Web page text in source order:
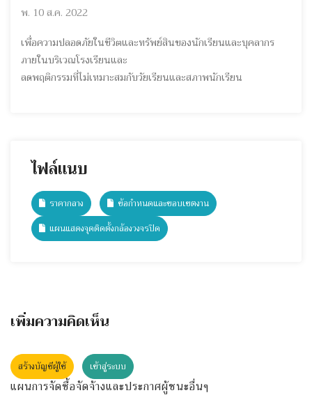
พ. 10 ส.ค. 2022
เพื่อความปลอดภัยในชีวิตและทรัพย์สินของนักเรียนและบุคลากร
ภายในบริเวณโรงเรียนและ
ลดพฤติกรรมที่ไม่เหมาะสมกับวัยเรียนและสภาพนักเรียน
ไฟล์แนบ
ราคากลาง
ข้อกำหนดและขอบเขตงาน
แผนแสดงจุดติดตั้งกล้องวงจรปิด
เพิ่มความคิดเห็น
สร้างบัญชีผู้ใช้ เข้าสู่ระบบ
แผนการจัดซื้อจัดจ้างและประกาศผู้ชนะอื่นๆ